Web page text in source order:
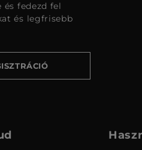
és fedezd fel
és legfrisebb